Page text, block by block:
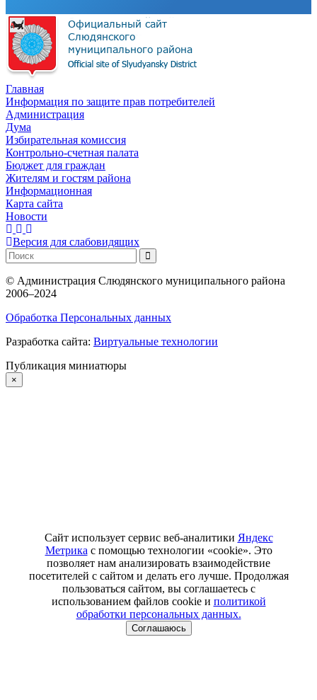
Главная
Информация по защите прав потребителей
Администрация
Дума
Избирательная комиссия
Контрольно-счетная палата
Бюджет для граждан
Жителям и гостям района
Информационная
Карта сайта
Новости
Версия для слабовидящих
© Администрация Слюдянского муниципального района
2006–2024
Обработка Персональных данных
Разработка сайта: Виртуальные технологии
Публикация миниатюры
×
Сайт использует сервис веб-аналитики Яндекс
Метрика с помощью технологии «cookie». Это
позволяет нам анализировать взаимодействие
посетителей с сайтом и делать его лучше. Продолжая
пользоваться сайтом, вы соглашаетесь с
использованием файлов cookie и политикой
обработки персональных данных.
Соглашаюсь